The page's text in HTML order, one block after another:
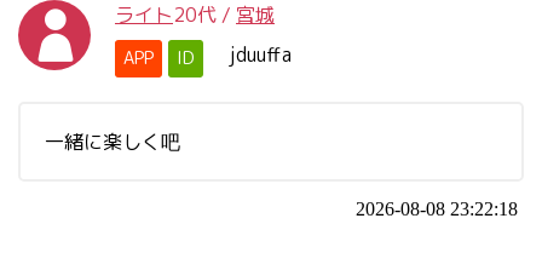
ライト20代 / 宮城
APP ID jduuffa
一緒に楽しく吧
2026-08-08 23:22:18